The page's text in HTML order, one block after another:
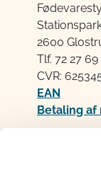
2600
Tlf. 72 2​​​7
CVR:
EAN
Betaling af